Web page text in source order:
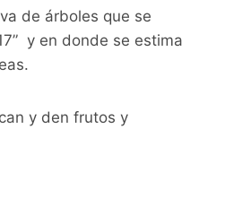
de árboles que se
y en donde se estima
y den frutos y